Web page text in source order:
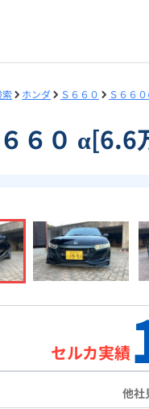
ホンダ Ｓ６６０ Ｓ６６
６０
セルカ実績
他社